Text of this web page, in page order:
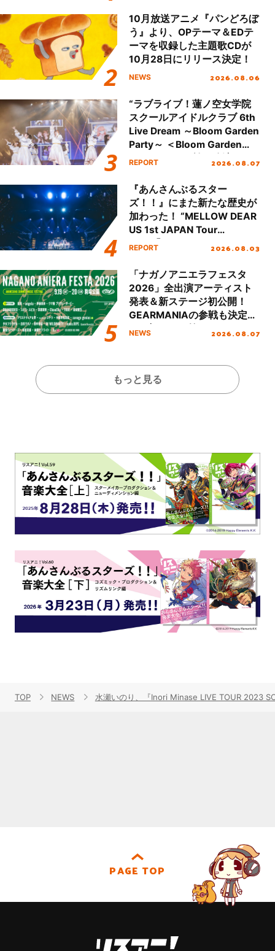
10月放送アニメ『パンどろぼ
う』より、OPテーマ＆EDテ
ーマを収録した主題歌CDが
10月28日にリリース決定！
NEWS 2026.08.06
“ラブライブ！蓮ノ空女学院
スクールアイドルクラブ 6th
Live Dream ～Bloom Garden
Party～ ＜Bloom Garden
Party Stage／埼玉公演＞”
REPORT 2026.08.07
『あんさんぶるスター
ズ！！』にまた新たな歴史が
加わった！ “MELLOW DEAR
US 1st JAPAN Tour
Final「NICE to meet YOU
ート!!
REPORT 2026.08.03
「ナガノアニエラフェスタ
2026」全出演アーティスト
発表＆新ステージ初公開！
GEARMANIAの参戦も決定
し、初となる第3ステージの
NEWS 2026.08.07
もっと見る
TOP NEWS 水瀬いのり、『Inori Minase LIVE TOUR 2023
PAGE TOP